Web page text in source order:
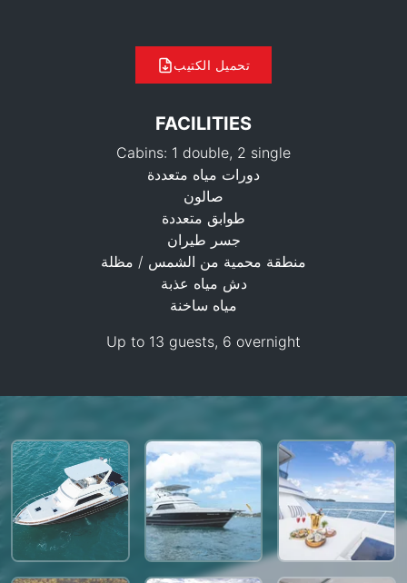
تحميل الكتيب
FACILITIES
Cabins: 1 double, 2 single
دورات مياه متعددة
صالون
طوابق متعددة
جسر طيران
منطقة محمية من الشمس / مظلة
دش مياه عذبة
مياه ساخنة
Up to 13 guests, 6 overnight